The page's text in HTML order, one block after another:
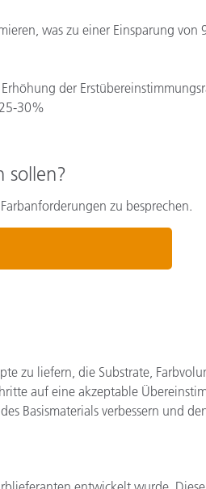
was zu einer Einsparung von
der
30%
sollen?
zu besprechen.
zu liefern, die Substrate,
auf eine akzeptable
Basismaterials verbessern und